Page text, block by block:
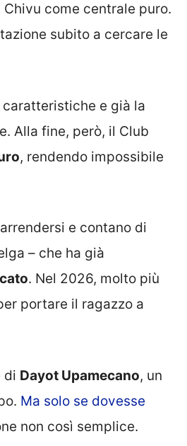
come centrale puro.
subito a cercare le
e già la
Alla fine, però, il Club
, rendendo impossibile
e contano di
– che ha già
. Nel 2026, molto più
portare il ragazzo a
di Dayot Upamecano, un
Ma solo se dovesse
non così semplice.